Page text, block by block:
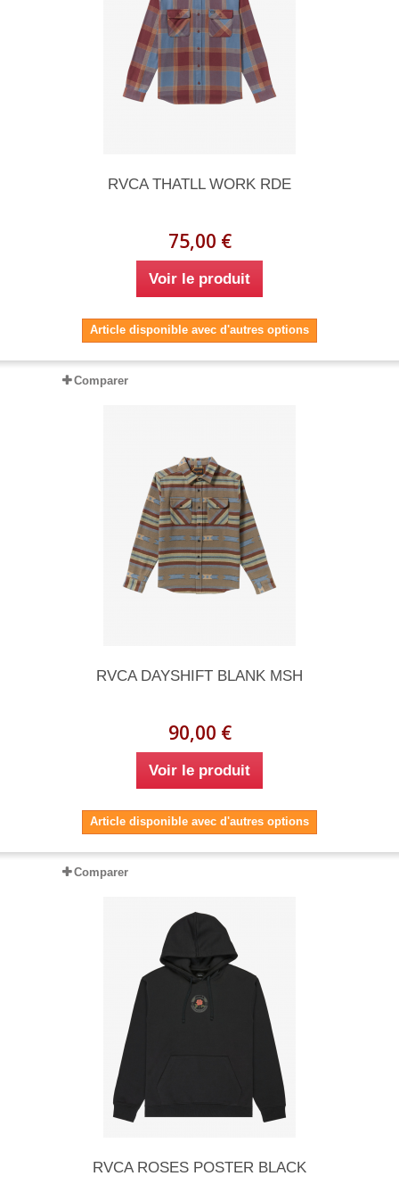
RVCA THATLL WORK RDE
75,00 €
Voir le produit
Article disponible avec d'autres options
Comparer
RVCA DAYSHIFT BLANK MSH
90,00 €
Voir le produit
Article disponible avec d'autres options
Comparer
RVCA ROSES POSTER BLACK